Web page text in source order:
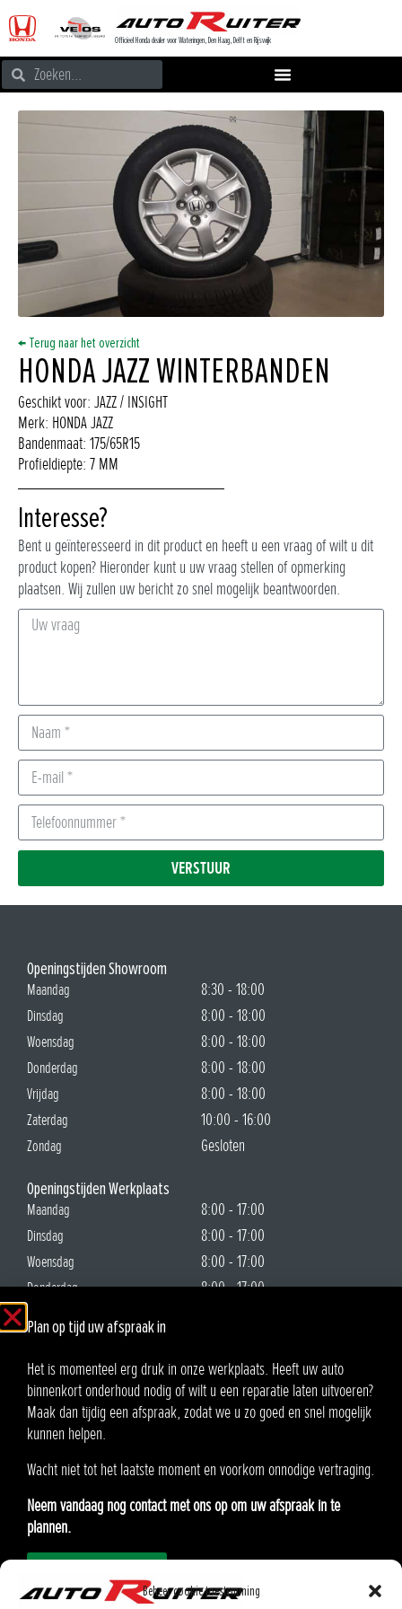
Beheer cookie toestemming
Officieel Honda dealer voor Wateringen, Den Haag, Delft en Rijswijk
← Terug naar het overzicht
HONDA JAZZ WINTERBANDEN
Geschikt voor: JAZZ / INSIGHT
Merk: HONDA JAZZ
Bandenmaat: 175/65R15
Profieldiepte: 7 MM
Interesse?
Bent u geïnteresseerd in dit product en heeft u een vraag of wilt u dit
product kopen? Hieronder kunt u uw vraag stellen of opmerking
plaatsen. Wij zullen uw bericht zo snel mogelijk beantwoorden.
VERSTUUR
Openingstijden Showroom
Maandag 8:30 - 18:00
Dinsdag 8:00 - 18:00
Woensdag 8:00 - 18:00
Donderdag 8:00 - 18:00
Vrijdag 8:00 - 18:00
Zaterdag 10:00 - 16:00
Zondag
Gesloten
Openingstijden Werkplaats
Maandag 8:00 - 17:00
Dinsdag 8:00 - 17:00
Woensdag 8:00 - 17:00
Donderdag 8:00 - 17:00
Zaterdag
Zondag Gesloten
Auto Ruiter B.V.
Oosteinde 21
BTW: NL865.370862.B01
Modellen
Onderhoud inplannen
Plan op tijd uw afspraak in
Het is momenteel erg druk in onze werkplaats. Heeft uw auto
binnenkort onderhoud nodig of wilt u een reparatie laten uitvoeren?
Maak dan tijdig een afspraak, zodat we u zo goed en snel mogelijk
kunnen helpen.
Wacht niet tot het laatste moment en voorkom onnodige vertraging.
Neem vandaag nog contact met ons op om uw afspraak in te
plannen.